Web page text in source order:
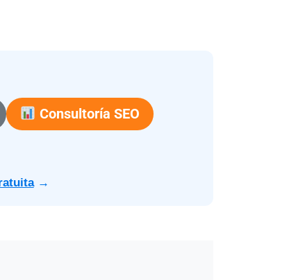
Consultoría SEO
→